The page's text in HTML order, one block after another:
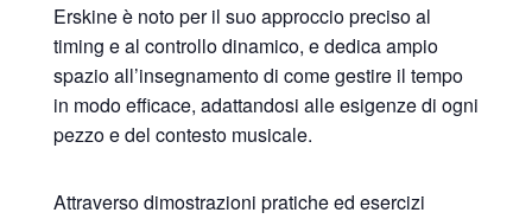
Erskine è noto per il suo approccio preciso al
timing e al controllo dinamico, e dedica ampio
spazio all’insegnamento di come gestire il tempo
in modo efficace, adattandosi alle esigenze di ogni
pezzo e del contesto musicale.
Attraverso dimostrazioni pratiche ed esercizi